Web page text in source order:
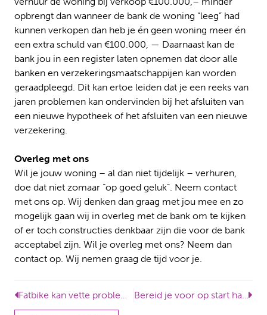
opbrengt dan wanneer de bank de woning “leeg” had
kunnen verkopen dan heb je én geen woning meer én
een extra schuld van €100.000, — Daarnaast kan de
bank jou in een register laten opnemen dat door alle
banken en verzekeringsmaatschappijen kan worden
geraadpleegd. Dit kan ertoe leiden dat je een reeks van
jaren problemen kan ondervinden bij het afsluiten van
een nieuwe hypotheek of het afsluiten van een nieuwe
verzekering.
Overleg met ons
Wil je jouw woning – al dan niet tijdelijk – verhuren,
doe dat niet zomaar “op goed geluk”. Neem contact
met ons op. Wij denken dan graag met jou mee en zo
mogelijk gaan wij in overleg met de bank om te kijken
of er toch constructies denkbaar zijn die voor de bank
acceptabel zijn. Wil je overleg met ons? Neem dan
contact op. Wij nemen graag de tijd voor je.
Fatbike kan vette problemen opleveren Bereid je voor op start handhaving bij schijnzelfstandigheid